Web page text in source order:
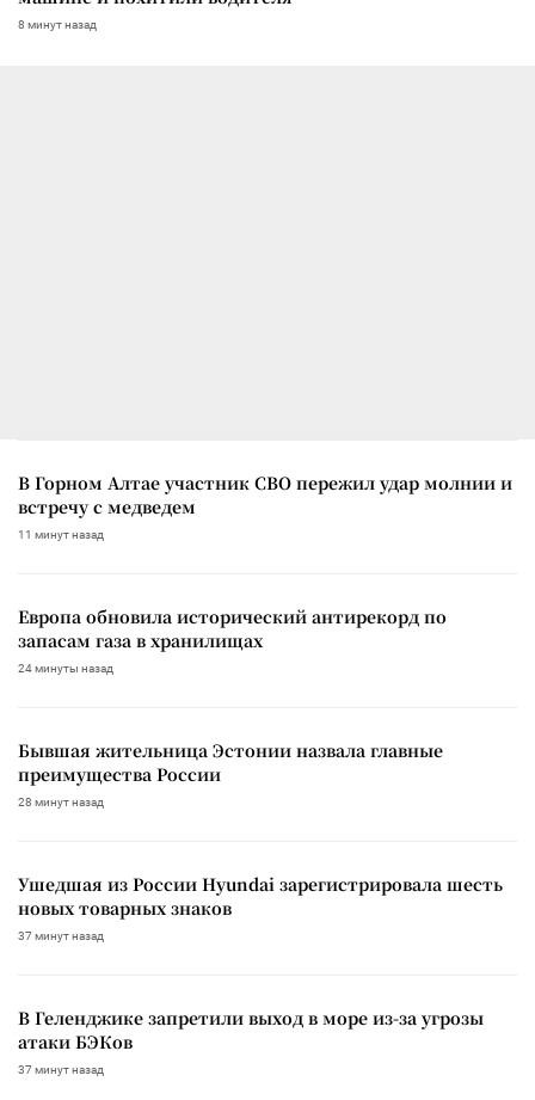
8 минут назад
В Горном Алтае участник СВО пережил удар молнии и
встречу с медведем
11 минут назад
Европа обновила исторический антирекорд по
запасам газа в хранилищах
24 минуты назад
Бывшая жительница Эстонии назвала главные
преимущества России
28 минут назад
Ушедшая из России Hyundai зарегистрировала шесть
новых товарных знаков
37 минут назад
В Геленджике запретили выход в море из-за угрозы
атаки БЭКов
37 минут назад